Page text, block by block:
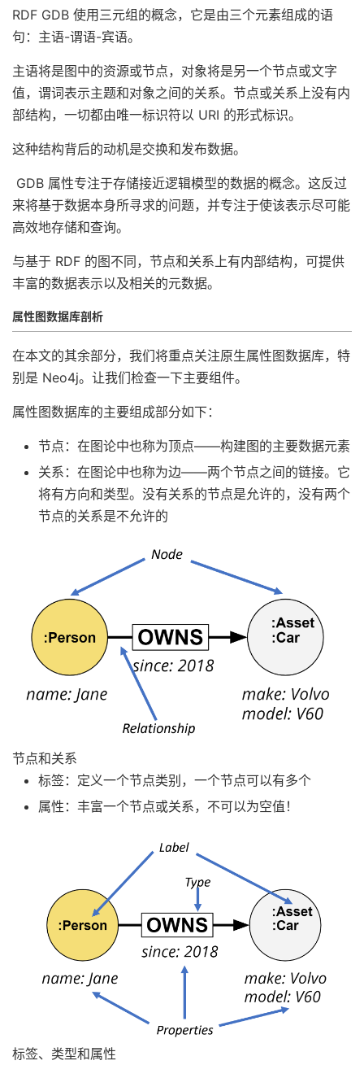
RDF GDB 使用三元组的概念，它是由三个元素组成的语
句：主语-谓语-宾语。
主语将是图中的资源或节点，对象将是另一个节点或文字
值，谓词表示主题和对象之间的关系。节点或关系上没有内
部结构，一切都由唯一标识符以 URI 的形式标识。
这种结构背后的动机是交换和发布数据。
GDB 属性专注于存储接近逻辑模型的数据的概念。这反过
来将基于数据本身所寻求的问题，并专注于使该表示尽可能
高效地存储和查询。
与基于 RDF 的图不同，节点和关系上有内部结构，可提供
丰富的数据表示以及相关的元数据。
属性图数据库剖析
在本文的其余部分，我们将重点关注原生属性图数据库，特
别是 Neo4j。让我们检查一下主要组件。
属性图数据库的主要组成部分如下：
节点：在图论中也称为顶点——构建图的主要数据元素
关系：在图论中也称为边——两个节点之间的链接。它
将有方向和类型。没有关系的节点是允许的，没有两个
节点的关系是不允许的
节点和关系
标签：定义一个节点类别，一个节点可以有多个
属性：丰富一个节点或关系，不可以为空值！
标签、类型和属性